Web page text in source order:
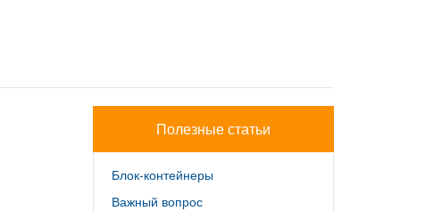
Полезные статьи
Блок-контейнеры
Важный вопрос